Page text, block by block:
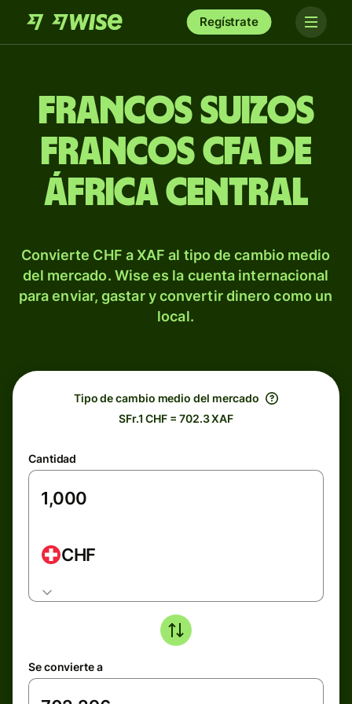
Regístrate
Francos suizos
francos CFA de
África Central
Convierte CHF a XAF al tipo de cambio medio
del mercado. Wise es la cuenta internacional
para enviar, gastar y convertir dinero como un
local.
Tipo de cambio medio del mercado
SFr.1 CHF = 702.3 XAF
Cantidad
CHF
Se convierte a